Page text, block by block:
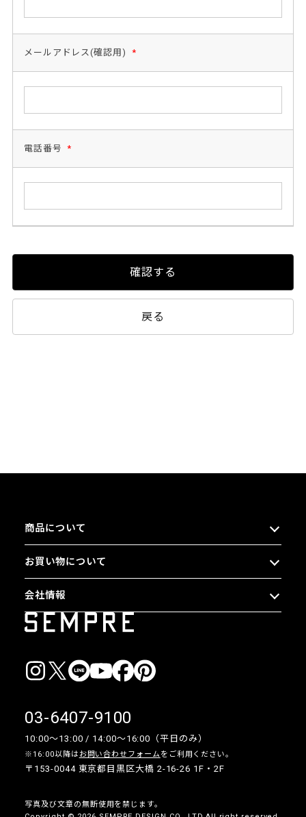
メールアドレス(確認用) *
電話番号 *
確認する
戻る
商品について
お買い物について
会社情報
03-6407-9100
10:00〜13:00 / 14:00〜16:00（平日のみ）
※16:00以降は お問い合わせフォームをご利用ください。
〒153-0044 東京都目黒区大橋 2-16-26 1F・2F
写真及び文章の無断使用を禁じます。